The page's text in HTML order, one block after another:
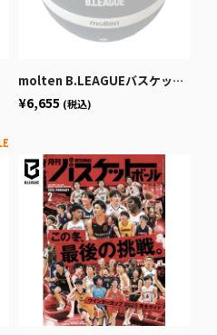
molten B.LEAGUEバスケットボール7号球
¥6,655 (税込)